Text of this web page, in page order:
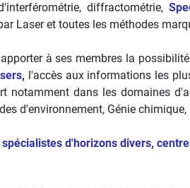
diffractométrie,
Laser et toutes les méthodes
à ses membres la
l'accès aux informations les
notamment dans les domaines
d'environnement, Génie
d'horizons divers,